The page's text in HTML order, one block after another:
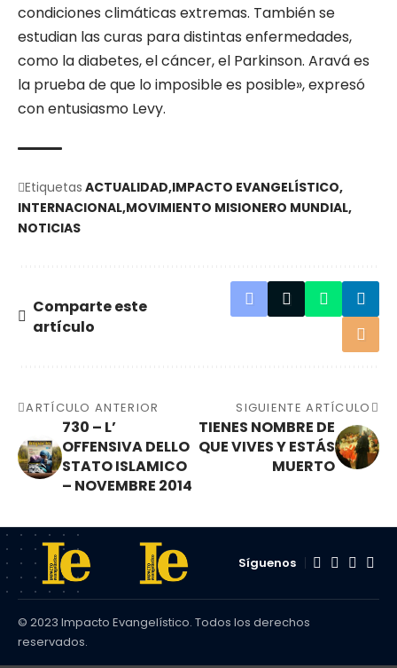
condiciones climáticas extremas. También se
estudian las curas para distintas enfermedades,
como la diabetes, el cáncer, el Parkinson. Aravá es
la prueba de que lo imposible es posible», expresó
con entusiasmo Levy.
Etiquetas ACTUALIDAD IMPACTO EVANGELÍSTICO
INTERNACIONAL MOVIMIENTO MISIONERO MUNDIAL
NOTICIAS
Comparte este
artículo
ARTÍCULO ANTERIOR
730 – L’
OFFENSIVA DELLO
STATO ISLAMICO
– NOVEMBRE 2014
SIGUIENTE ARTÍCULO
TIENES NOMBRE DE
QUE VIVES Y ESTÁS
MUERTO
Síguenos
© 2023 Impacto Evangelístico. Todos los derechos
reservados.